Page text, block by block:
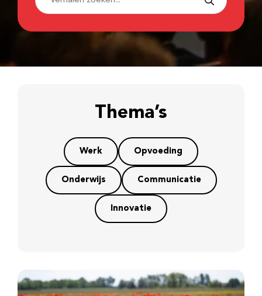
Thema’s
Werk Opvoeding
Onderwijs Communicatie
Innovatie